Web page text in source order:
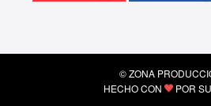
© ZONA
HECHO CON
POR